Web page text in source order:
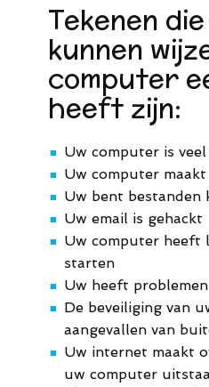
Tekenen
kunnen
computer
heeft zijn:
■ Uw computer is
■ Uw computer maakt
■ Uw bent bestanden
■ Uw email is gehackt
■
Uw computer heeft
starten
■ Uw heeft
■
De beveiliging van
aangevallen van
■
Uw internet maakt
uw computer